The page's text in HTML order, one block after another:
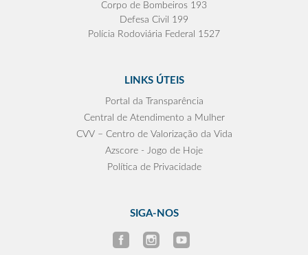
Corpo de Bombeiros 193
Defesa Civil 199
Polícia Rodoviária Federal 1527
LINKS ÚTEIS
Portal da Transparência
Central de Atendimento a Mulher
CVV – Centro de Valorização da Vida
Azscore - Jogo de Hoje
Política de Privacidade
SIGA-NOS